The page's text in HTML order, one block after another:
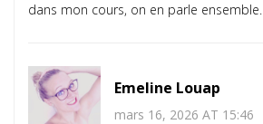
dans mon cours, on en parle ensemble.
Emeline Louap
mars 16, 2026 AT 15:46